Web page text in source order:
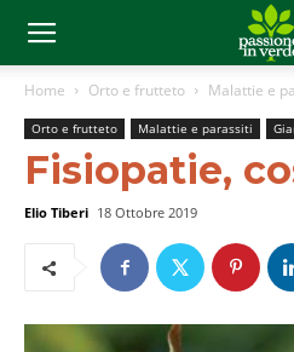
Home Orto e frutteto Malattie e
Orto e frutteto Malattie e parassiti
Fisiopatie,
Elio Tiberi 18 Ottobre 2019